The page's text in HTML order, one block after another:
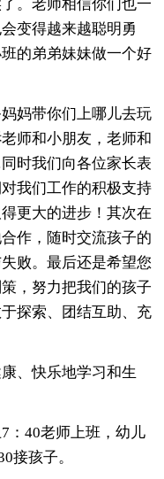
。老师相信你们也一
变得越来越聪明勇
的弟弟妹妹做一个好
妈带你们上哪儿去玩
师和小朋友，老师和
时我们向各位家长表
我们工作的积极支持
更大的进步！其次在
作，随时交流孩子的
败。最后还是希望您
，努力把我们的孩子
探索、团结互助、充
、快乐地学习和生
：40老师上班，幼儿
接孩子。